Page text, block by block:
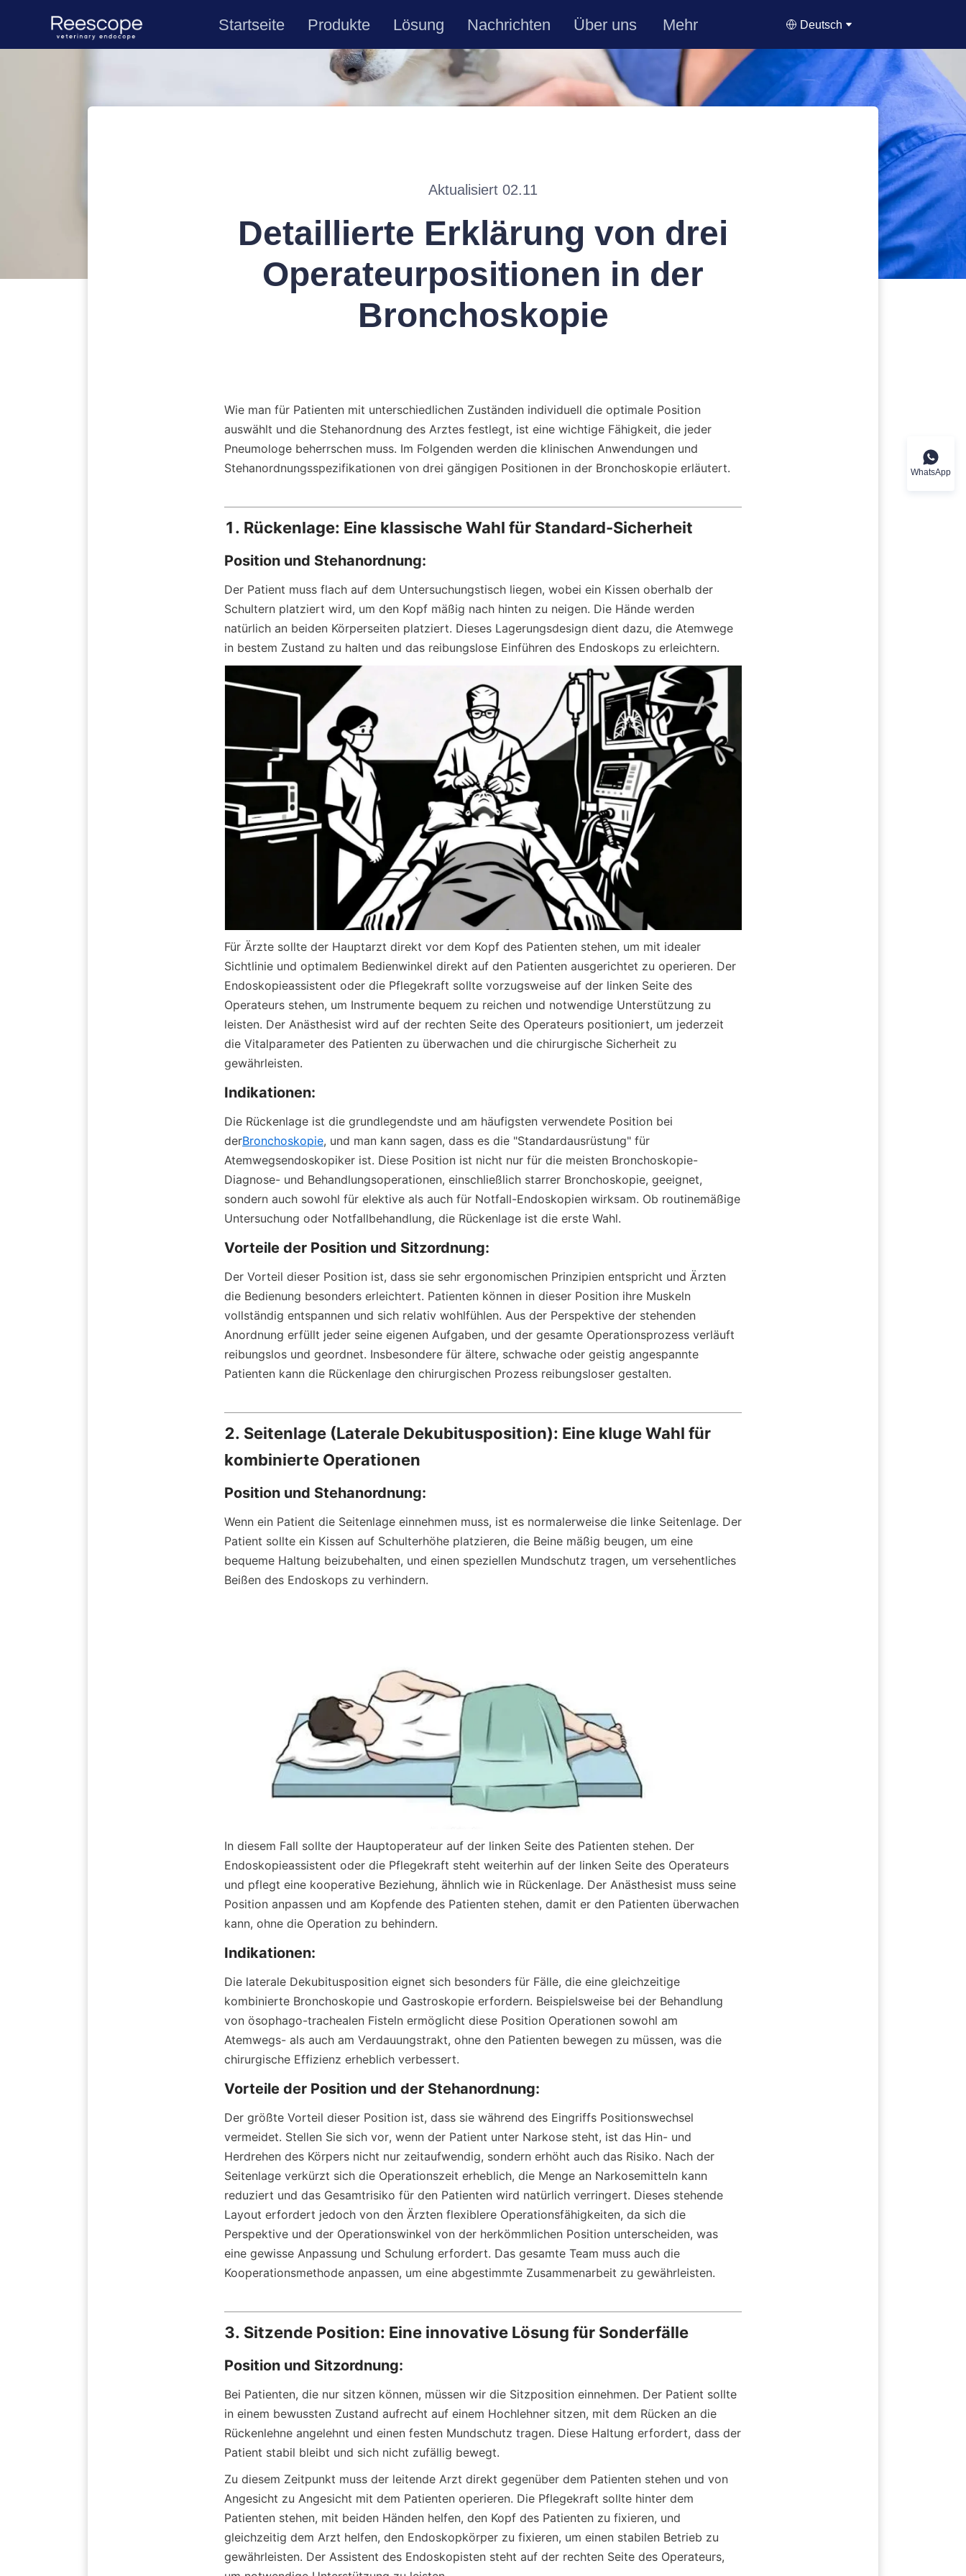
Startseite Produkte Lösung Nachrichten Über uns Mehr Deutsch
Aktualisiert 02.11
Detaillierte Erklärung von drei
Operateurpositionen in der
Bronchoskopie
Wie man für Patienten mit unterschiedlichen Zuständen individuell die optimale Position
auswählt und die Stehanordnung des Arztes festlegt, ist eine wichtige Fähigkeit, die jeder
Pneumologe beherrschen muss. Im Folgenden werden die klinischen Anwendungen und
Stehanordnungsspezifikationen von drei gängigen Positionen in der Bronchoskopie erläutert.
1. Rückenlage: Eine klassische Wahl für Standard-Sicherheit
Position und Stehanordnung:
Der Patient muss flach auf dem Untersuchungstisch liegen, wobei ein Kissen oberhalb der
Schultern platziert wird, um den Kopf mäßig nach hinten zu neigen. Die Hände werden
natürlich an beiden Körperseiten platziert. Dieses Lagerungsdesign dient dazu, die Atemwege
in bestem Zustand zu halten und das reibungslose Einführen des Endoskops zu erleichtern.
Für Ärzte sollte der Hauptarzt direkt vor dem Kopf des Patienten stehen, um mit idealer
Sichtlinie und optimalem Bedienwinkel direkt auf den Patienten ausgerichtet zu operieren. Der
Endoskopieassistent oder die Pflegekraft sollte vorzugsweise auf der linken Seite des
Operateurs stehen, um Instrumente bequem zu reichen und notwendige Unterstützung zu
leisten. Der Anästhesist wird auf der rechten Seite des Operateurs positioniert, um jederzeit
die Vitalparameter des Patienten zu überwachen und die chirurgische Sicherheit zu
gewährleisten.
Indikationen:
Die Rückenlage ist die grundlegendste und am häufigsten verwendete Position bei
derBronchoskopie, und man kann sagen, dass es die "Standardausrüstung" für
Atemwegsendoskopiker ist. Diese Position ist nicht nur für die meisten Bronchoskopie-
Diagnose- und Behandlungsoperationen, einschließlich starrer Bronchoskopie, geeignet,
sondern auch sowohl für elektive als auch für Notfall-Endoskopien wirksam. Ob routinemäßige
Untersuchung oder Notfallbehandlung, die Rückenlage ist die erste Wahl.
Vorteile der Position und Sitzordnung:
Der Vorteil dieser Position ist, dass sie sehr ergonomischen Prinzipien entspricht und Ärzten
die Bedienung besonders erleichtert. Patienten können in dieser Position ihre Muskeln
vollständig entspannen und sich relativ wohlfühlen. Aus der Perspektive der stehenden
Anordnung erfüllt jeder seine eigenen Aufgaben, und der gesamte Operationsprozess verläuft
reibungslos und geordnet. Insbesondere für ältere, schwache oder geistig angespannte
Patienten kann die Rückenlage den chirurgischen Prozess reibungsloser gestalten.
2. Seitenlage (Laterale Dekubitusposition): Eine kluge Wahl für
kombinierte Operationen
Position und Stehanordnung:
Wenn ein Patient die Seitenlage einnehmen muss, ist es normalerweise die linke Seitenlage. Der
Patient sollte ein Kissen auf Schulterhöhe platzieren, die Beine mäßig beugen, um eine
bequeme Haltung beizubehalten, und einen speziellen Mundschutz tragen, um versehentliches
Beißen des Endoskops zu verhindern.
In diesem Fall sollte der Hauptoperateur auf der linken Seite des Patienten stehen. Der
Endoskopieassistent oder die Pflegekraft steht weiterhin auf der linken Seite des Operateurs
und pflegt eine kooperative Beziehung, ähnlich wie in Rückenlage. Der Anästhesist muss seine
Position anpassen und am Kopfende des Patienten stehen, damit er den Patienten überwachen
kann, ohne die Operation zu behindern.
Indikationen:
Die laterale Dekubitusposition eignet sich besonders für Fälle, die eine gleichzeitige
kombinierte Bronchoskopie und Gastroskopie erfordern. Beispielsweise bei der Behandlung
von ösophago-trachealen Fisteln ermöglicht diese Position Operationen sowohl am
Atemwegs- als auch am Verdauungstrakt, ohne den Patienten bewegen zu müssen, was die
chirurgische Effizienz erheblich verbessert.
Vorteile der Position und der Stehanordnung:
Der größte Vorteil dieser Position ist, dass sie während des Eingriffs Positionswechsel
vermeidet. Stellen Sie sich vor, wenn der Patient unter Narkose steht, ist das Hin- und
Herdrehen des Körpers nicht nur zeitaufwendig, sondern erhöht auch das Risiko. Nach der
Seitenlage verkürzt sich die Operationszeit erheblich, die Menge an Narkosemitteln kann
reduziert und das Gesamtrisiko für den Patienten wird natürlich verringert. Dieses stehende
Layout erfordert jedoch von den Ärzten flexiblere Operationsfähigkeiten, da sich die
Perspektive und der Operationswinkel von der herkömmlichen Position unterscheiden, was
eine gewisse Anpassung und Schulung erfordert. Das gesamte Team muss auch die
Kooperationsmethode anpassen, um eine abgestimmte Zusammenarbeit zu gewährleisten.
3. Sitzende Position: Eine innovative Lösung für Sonderfälle
Position und Sitzordnung:
Bei Patienten, die nur sitzen können, müssen wir die Sitzposition einnehmen. Der Patient sollte
in einem bewussten Zustand aufrecht auf einem Hochlehner sitzen, mit dem Rücken an die
Rückenlehne angelehnt und einen festen Mundschutz tragen. Diese Haltung erfordert, dass der
Patient stabil bleibt und sich nicht zufällig bewegt.
Zu diesem Zeitpunkt muss der leitende Arzt direkt gegenüber dem Patienten stehen und von
Angesicht zu Angesicht mit dem Patienten operieren. Die Pflegekraft sollte hinter dem
Patienten stehen, mit beiden Händen helfen, den Kopf des Patienten zu fixieren, und
gleichzeitig dem Arzt helfen, den Endoskopkörper zu fixieren, um einen stabilen Betrieb zu
gewährleisten. Der Assistent des Endoskopisten steht auf der rechten Seite des Operateurs,
WhatsApp